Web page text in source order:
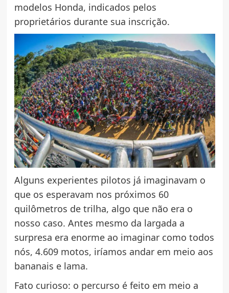
modelos Honda, indicados pelos
proprietários durante sua inscrição.
Alguns experientes pilotos já imaginavam o
que os esperavam nos próximos 60
quilômetros de trilha, algo que não era o
nosso caso. Antes mesmo da largada a
surpresa era enorme ao imaginar como todos
nós, 4.609 motos, iríamos andar em meio aos
bananais e lama.
Fato curioso: o percurso é feito em meio a